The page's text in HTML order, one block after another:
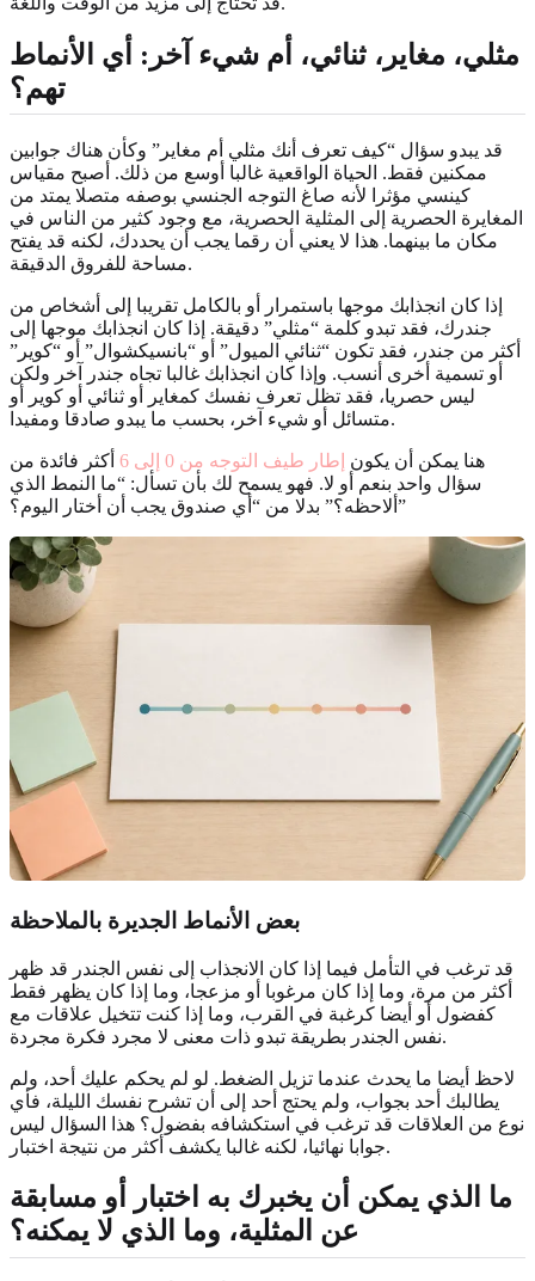
مثلي، مغاير، ثنائي، أم شيء آخر: أي الأنماط
تهم؟
قد يبدو سؤال “كيف تعرف أنك مثلي أم مغاير” وكأن هناك جوابين
ممكنين فقط. الحياة الواقعية غالبا أوسع من ذلك. أصبح مقياس
كينسي مؤثرا لأنه صاغ التوجه الجنسي بوصفه متصلا يمتد من
المغايرة الحصرية إلى المثلية الحصرية، مع وجود كثير من الناس في
مكان ما بينهما. هذا لا يعني أن رقما يجب أن يحددك، لكنه قد يفتح
مساحة للفروق الدقيقة.
إذا كان انجذابك موجها باستمرار أو بالكامل تقريبا إلى أشخاص من
جندرك، فقد تبدو كلمة “مثلي” دقيقة. إذا كان انجذابك موجها إلى
أكثر من جندر، فقد تكون “ثنائي الميول” أو “بانسيكشوال” أو “كوير”
أو تسمية أخرى أنسب. وإذا كان انجذابك غالبا تجاه جندر آخر ولكن
ليس حصريا، فقد تظل تعرف نفسك كمغاير أو ثنائي أو كوير أو
متسائل أو شيء آخر، بحسب ما يبدو صادقا ومفيدا.
هنا يمكن أن يكون إطار طيف التوجه من 0 إلى 6
أكثر فائدة من
سؤال واحد بنعم أو لا. فهو يسمح لك بأن تسأل: “ما النمط الذي
ألاحظه؟” بدلا من “أي صندوق يجب أن أختار اليوم؟”
بعض الأنماط الجديرة بالملاحظة
قد ترغب في التأمل فيما إذا كان الانجذاب إلى نفس الجندر قد ظهر
أكثر من مرة، وما إذا كان مرغوبا أو مزعجا، وما إذا كان يظهر فقط
كفضول أو أيضا كرغبة في القرب، وما إذا كنت تتخيل علاقات مع
نفس الجندر بطريقة تبدو ذات معنى لا مجرد فكرة مجردة.
لاحظ أيضا ما يحدث عندما تزيل الضغط. لو لم يحكم عليك أحد، ولم
يطالبك أحد بجواب، ولم يحتج أحد إلى أن تشرح نفسك الليلة، فأي
نوع من العلاقات قد ترغب في استكشافه بفضول؟ هذا السؤال ليس
جوابا نهائيا، لكنه غالبا يكشف أكثر من نتيجة اختبار.
ما الذي يمكن أن يخبرك به اختبار أو مسابقة
عن المثلية، وما الذي لا يمكنه؟